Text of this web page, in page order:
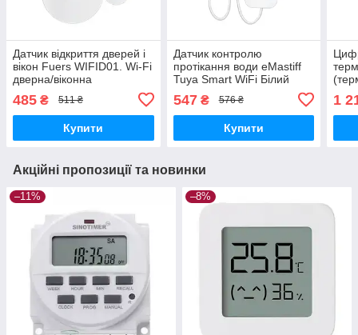
Датчик відкриття дверей і
вікон Fuers WIFID01. Wi-Fi
дверна/віконна
сигналізація, Tuya/Smart
Life
485 ₴ 511 ₴
Купити
Датчик контролю
протікання води eMastiff
Tuya Smart WiFi Білий
547₴ 576 ₴
Купити
1
Акційні пропозиції та новинки
–11% –8%